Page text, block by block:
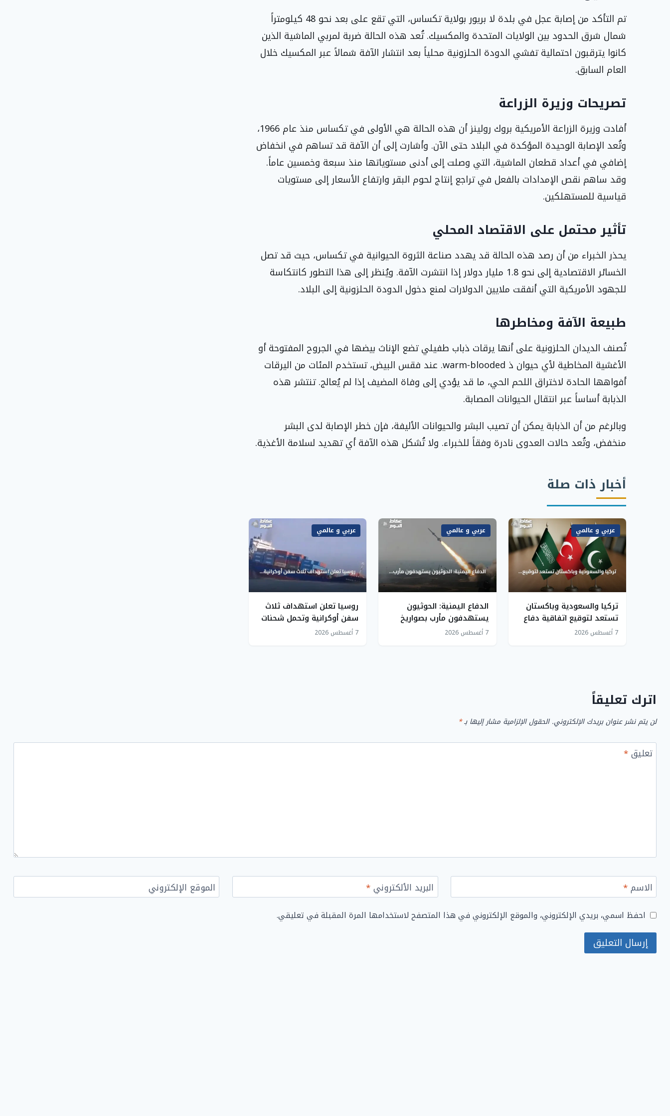
تم التأكد من إصابة عجل في بلدة لا بريور بولاية تكساس، التي تقع على بعد نحو 48 كيلومتراً
شمال شرق الحدود بين الولايات المتحدة والمكسيك. تُعد هذه الحالة ضربة لمربي الماشية الذين
كانوا يترقبون احتمالية تفشي الدودة الحلزونية محلياً بعد انتشار الآفة شمالاً عبر المكسيك خلال
العام السابق.
تصريحات وزيرة الزراعة
أفادت وزيرة الزراعة الأمريكية بروك رولينز أن هذه الحالة هي الأولى في تكساس منذ عام 1966،
وتُعد الإصابة الوحيدة المؤكدة في البلاد حتى الآن. وأشارت إلى أن الآفة قد تساهم في انخفاض
إضافي في أعداد قطعان الماشية، التي وصلت إلى أدنى مستوياتها منذ سبعة وخمسين عاماً.
وقد ساهم نقص الإمدادات بالفعل في تراجع إنتاج لحوم البقر وارتفاع الأسعار إلى مستويات
قياسية للمستهلكين.
تأثير محتمل على الاقتصاد المحلي
يحذر الخبراء من أن رصد هذه الحالة قد يهدد صناعة الثروة الحيوانية في تكساس، حيث قد تصل
الخسائر الاقتصادية إلى نحو 1.8 مليار دولار إذا انتشرت الآفة. ويُنظر إلى هذا التطور كانتكاسة
للجهود الأمريكية التي أنفقت ملايين الدولارات لمنع دخول الدودة الحلزونية إلى البلاد.
طبيعة الآفة ومخاطرها
تُصنف الديدان الحلزونية على أنها يرقات ذباب طفيلي تضع الإناث بيضها في الجروح المفتوحة أو
الأغشية المخاطية لأي حيوان ذ warm‑blooded. عند فقس البيض، تستخدم المئات من اليرقات
أفواهها الحادة لاختراق اللحم الحي، ما قد يؤدي إلى وفاة المضيف إذا لم يُعالج. تنتشر هذه
الذبابة أساساً عبر انتقال الحيوانات المصابة.
وبالرغم من أن الذبابة يمكن أن تصيب البشر والحيوانات الأليفة، فإن خطر الإصابة لدى البشر
منخفض، وتُعد حالات العدوى نادرة وفقاً للخبراء. ولا تُشكل هذه الآفة أي تهديد لسلامة الأغذية.
أخبار ذات صلة
عربي و عالمي
تركيا والسعودية وباكستان
تستعد لتوقيع اتفاقية دفاع
مشترك
7 أغسطس 2026
عربي و عالمي
الدفاع اليمنية: الحوثيون
يستهدفون مأرب بصواريخ
ومسيرات
7 أغسطس 2026
عربي و عالمي
روسيا تعلن استهداف ثلاث
سفن أوكرانية وتحمل شحنات
عسكرية في البحر الأسود
7 أغسطس 2026
اترك تعليقاً
لن يتم نشر عنوان بريدك الإلكتروني. الحقول الإلزامية مشار إليها بـ*
تعليق*
الاسم* البريد الألكتروني* الموقع الإلكتروني
احفظ اسمي، بريدي الإلكتروني، والموقع الإلكتروني في هذا المتصفح لاستخدامها المرة المقبلة في تعليقي.